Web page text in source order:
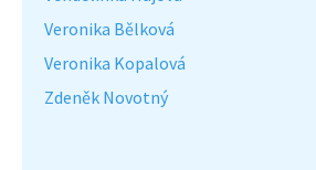
Veronika Bělková
Veronika Kopalová
Zdeněk Novotný